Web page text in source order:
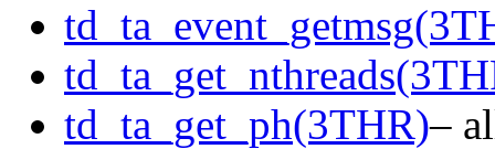
td_ta_get_ph(3THR)–